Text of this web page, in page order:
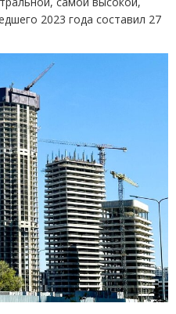
2023 года составил 27